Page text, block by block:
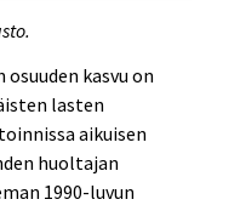
kasvu on
lasten
aikuisen
huoltajan
1990-luvun